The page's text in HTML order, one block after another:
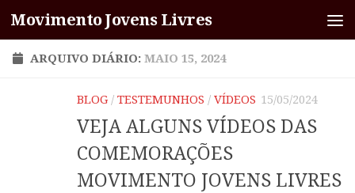
Skip to content
Movimento Jovens Livres
ARQUIVO DIÁRIO: MAIO 15, 2024
BLOG / TESTEMUNHOS / VÍDEOS 15/05/2024
VEJA ALGUNS VÍDEOS DAS
COMEMORAÇÕES
MOVIMENTO JOVENS LIVRES